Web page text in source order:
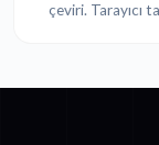
çeviri. Tarayıcı